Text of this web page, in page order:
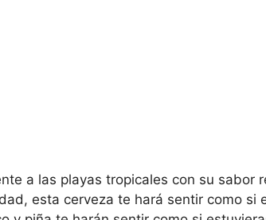
a las playas tropicales con su sabor
esta cerveza te hará sentir como si